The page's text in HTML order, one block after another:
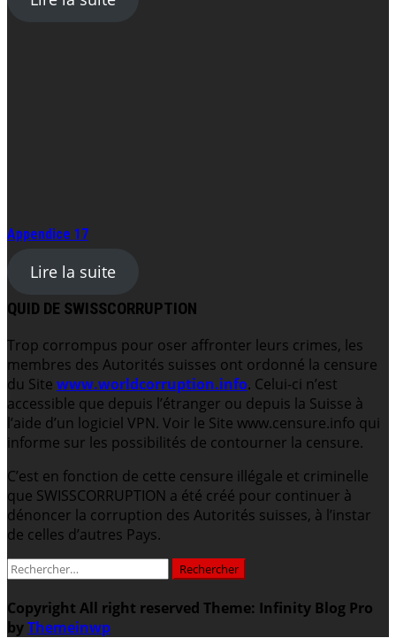
Appendice 17
Lire la suite
QUID DE SWISSCORRUPTION
Trop corrompus pour oser affronter leurs crimes, les
membres des Autorités suisses ont ordonné la censure
du Site www.worldcorruption.info. Celui-ci n’est
accessible que depuis l’étranger ou depuis la Suisse à
l’aide d’un logiciel VPN. Voir le Site www.censure.info qui
informe sur les possibilités de contourner la censure.
C’est en fonction de cette censure illégale et criminelle
que SWISSCORRUPTION a été créé pour continuer à
dénoncer la corruption des Autorités suisses, à l’instar
de celles d’autres Pays.
Rechercher :
Copyright All right reserved Theme: Infinity Blog Pro
byThemeinwp